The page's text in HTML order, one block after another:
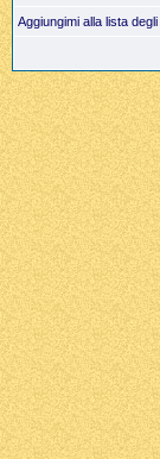
Aggiungimi alla lista